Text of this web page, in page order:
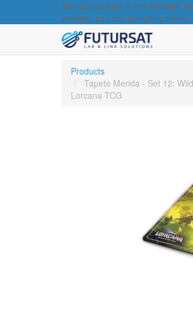
We use cookies in this website.
website, you are accepting those.
Products
Tapete Merida - Set 12:
Lorcana TCG